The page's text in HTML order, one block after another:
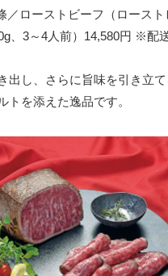
／ローストビーフ（ロースト
、3～4人前）14,580円 ※配
出し、さらに旨味を引き立
トを添えた逸品です。